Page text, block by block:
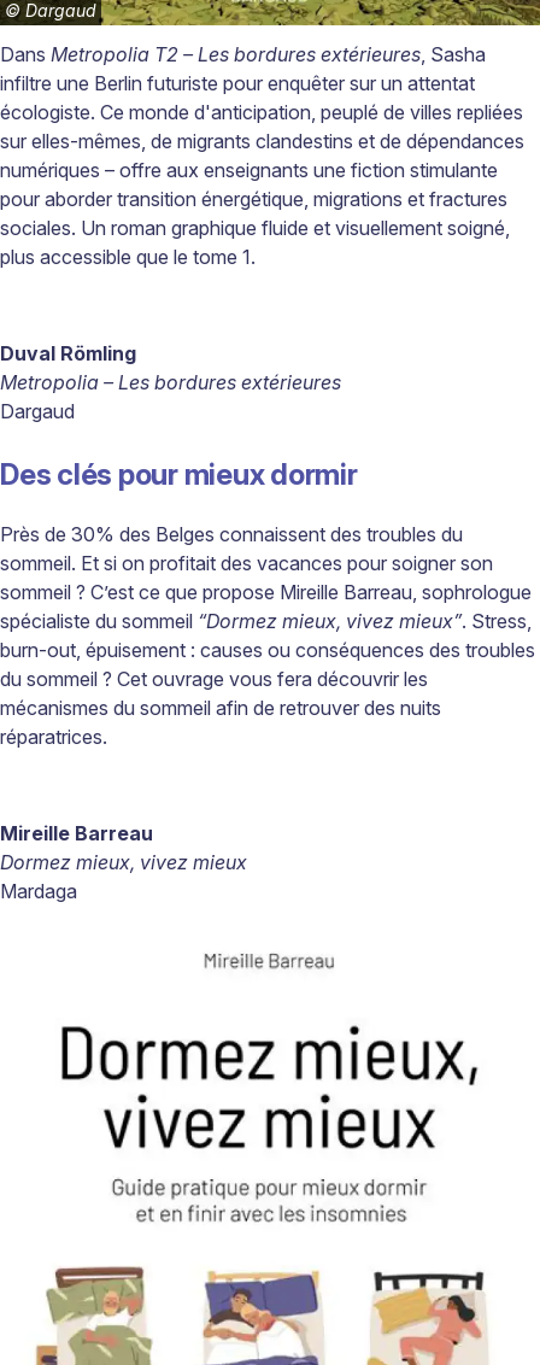
© Dargaud
Dans Metropolia T2 – Les bordures extérieures, Sasha
infiltre une Berlin futuriste pour enquêter sur un attentat
écologiste. Ce monde d'anticipation, peuplé de villes repliées
sur elles-mêmes, de migrants clandestins et de dépendances
numériques – offre aux enseignants une fiction stimulante
pour aborder transition énergétique, migrations et fractures
sociales. Un roman graphique fluide et visuellement soigné,
plus accessible que le tome 1.
Duval Römling
Metropolia – Les bordures extérieures
Dargaud
Des clés pour mieux dormir
Près de 30% des Belges connaissent des troubles du
sommeil. Et si on profitait des vacances pour soigner son
sommeil ? C’est ce que propose Mireille Barreau, sophrologue
spécialiste du sommeil “Dormez mieux, vivez mieux”. Stress,
burn-out, épuisement : causes ou conséquences des troubles
du sommeil ? Cet ouvrage vous fera découvrir les
mécanismes du sommeil afin de retrouver des nuits
réparatrices.
Mireille Barreau
Dormez mieux, vivez mieux
Mardaga